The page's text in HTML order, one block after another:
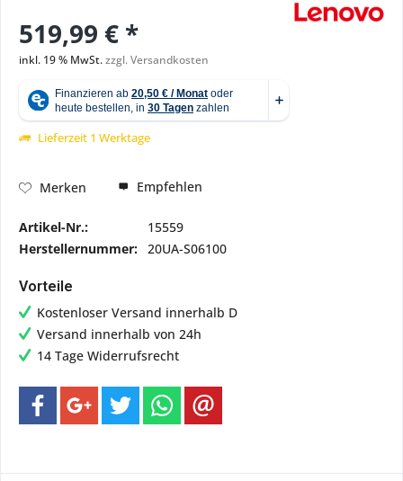
519,99 € *
inkl. 19 % MwSt.zzgl. Versandkosten
Lieferzeit 1 Werktage
Merken Empfehlen
Artikel-Nr.:
15559
Herstellernummer: 20UA-S06100
Vorteile
Kostenloser Versand innerhalb D
Versand innerhalb von 24h
14 Tage Widerrufsrecht